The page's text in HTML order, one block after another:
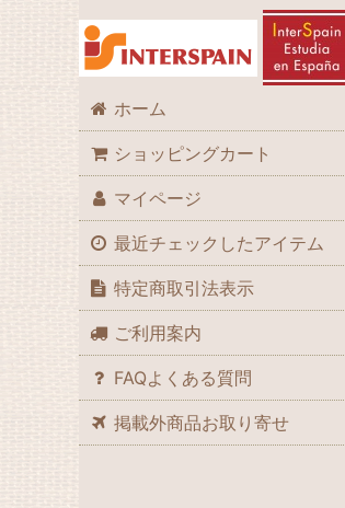
ホーム
ショッピングカート
マイページ
最近チェックしたアイテム
特定商取引法表示
ご利用案内
FAQよくある質問
掲載外商品お取り寄せ